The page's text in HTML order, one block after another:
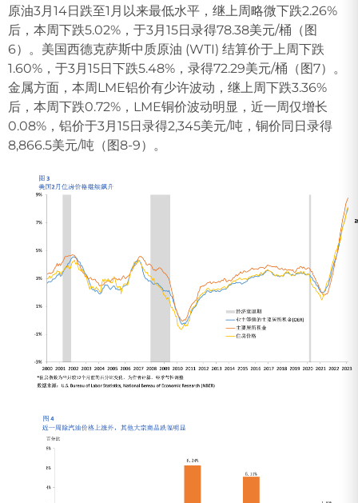
原油3月14日跌至1月以来最低水平，继上周略微下跌2.26%
后，本周下跌5.02%，于3月15日录得78.38美元/桶（图
6）。美国西德克萨斯中质原油 (WTI) 结算价于上周下跌
1.60%，于3月15日下跌5.48%，录得72.29美元/桶（图7）。
金属方面，本周LME铝价有少许波动，继上周下跌3.36%
后，本周下跌0.72%，LME铜价波动明显，近一周仅增长
0.08%，铝价于3月15日录得2,345美元/吨，铜价同日录得
8,866.5美元/吨（图8-9）。